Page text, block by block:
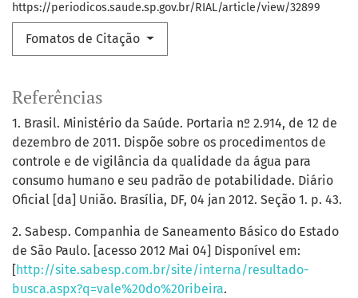
https://periodicos.saude.sp.gov.br/RIAL/article/view/32899
Fomatos de Citação
Referências
1. Brasil. Ministério da Saúde. Portaria nº 2.914, de 12 de
dezembro de 2011. Dispõe sobre os procedimentos de
controle e de vigilância da qualidade da água para
consumo humano e seu padrão de potabilidade. Diário
Oficial [da] União. Brasília, DF, 04 jan 2012. Seção 1. p. 43.
2. Sabesp. Companhia de Saneamento Básico do Estado
de São Paulo. [acesso 2012 Mai 04] Disponível em:
[ http://site.sabesp.com.br/site/interna/resultado-
busca.aspx?q=vale%20do%20ribeira.